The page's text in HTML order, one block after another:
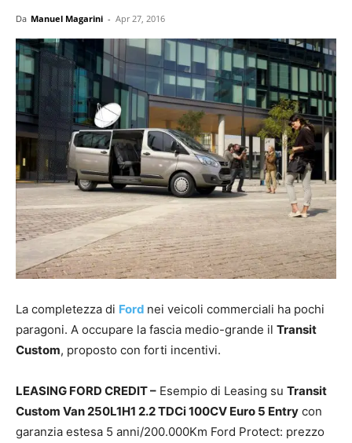
Da Manuel Magarini - Apr 27, 2016
La completezza di Ford nei veicoli commerciali ha pochi
paragoni. A occupare la fascia medio-grande il Transit
Custom, proposto con forti incentivi.
LEASING FORD CREDIT – Esempio di Leasing su Transit
Custom Van 250L1H1 2.2 TDCi 100CV Euro 5 Entry con
garanzia estesa 5 anni/200.000Km Ford Protect: prezzo